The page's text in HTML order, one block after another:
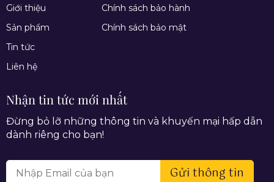
Giới thiệu
Sản phẩm
Tin tức
Liên hệ
Chính sách bảo hành
Chính sách bảo mật
Nhận tin tức mới nhất
Đừng bỏ lỡ những thông tin và khuyến mại hấp dẫn
dành riêng cho bạn!
Gửi thông tin